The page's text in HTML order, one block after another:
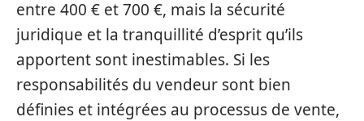
entre 400 € et 700 €, mais la sécurité
juridique et la tranquillité d’esprit qu’ils
apportent sont inestimables. Si les
responsabilités du vendeur sont bien
définies et intégrées au processus de vente,